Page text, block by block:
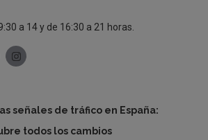
a 14 y de 16:30 a 21 horas.
señales de tráfico en España:
todos los cambios